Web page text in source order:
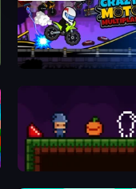
Crazy MotoX Multiplayer
Mirror Wizard